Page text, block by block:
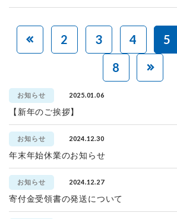
2 3 4 5
8
お知らせ 2025.01.06
【新年のご挨拶】
お知らせ 2024.12.30
年末年始休業のお知らせ
お知らせ 2024.12.27
寄付金受領書の発送について